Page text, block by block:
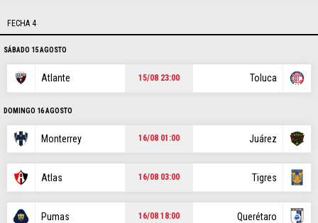
FEMENIL
MÁS NOTICIAS
AGENDA
POSICIONES
FECHA 4
SÁBADO 15 AGOSTO
Atlante 15/08 23:00 Toluca
DOMINGO 16 AGOSTO
Monterrey 16/08 01:00 Juárez
Atlas 16/08 03:00 Tigres
Pumas 16/08 18:00 Querétaro